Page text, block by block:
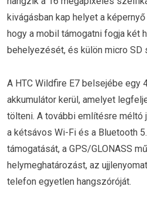
kivágásban kap helyet a
hogy a mobil támogatni fogja két
behelyezését, és külön micro SD
A HTC Wildfire E7 belsejébe egy
akkumulátor kerül, amelyet
tölteni. A további említésre
a kétsávos Wi-Fi és a Bluetooth
támogatását, a GPS/GLONASS
helymeghatározást, az
telefon egyetlen hangszóróját.